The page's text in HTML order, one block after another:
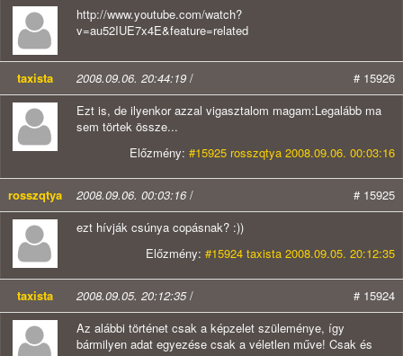
http://www.youtube.com/watch?
v=au52IUE7x4E&feature=related
taxista 2008.09.06. 20:44:19 /
# 15926
Ezt is, de ilyenkor azzal vigasztalom magam:Legalább ma
sem törtek össze...
Előzmény: #15925 rosszqtya 2008.09.06. 00:03:16
rosszqtya 2008.09.06. 00:03:16/
# 15925
ezt hívják csúnya copásnak? :))
Előzmény: #15924 taxista 2008.09.05. 20:12:35
taxista 2008.09.05. 20:12:35/
# 15924
Az alábbi történet csak a képzelet szüleménye, így
bármilyen adat egyezése csak a véletlen műve! Csak és